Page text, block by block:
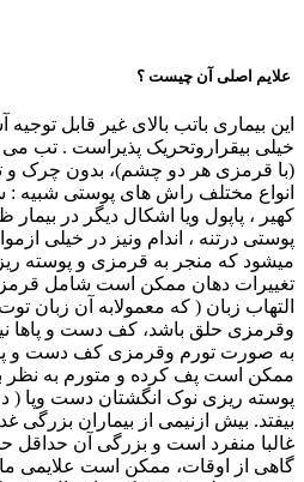
علایم اصلی آن چیست ؟
این بیماری باتب بالای غیر قابل
خیلی بیقراروتحریک پذیراست . تب می
(با قرمزی هر دو چشم)، بدون چرک
انواع مختلف راش های پوستی
کهیر ، پاپول ویا اشکال دیگر در
پوستی درتنه ، اندام ونیز در خیلی
میشود که منجر به قرمزی و پوسته
تغییرات دهان ممکن است شامل
التهاب زبان ( که معمولابه آن زبان
وقرمزی حلق باشد، کف دست و پاها
به صورت تورم وقرمزی کف دست و
ممکن است پف کرده و متورم به نظر
بیفتد. بیش ازنیمی از بیماران بزرگی
غالبا منفرد است و بزرگی آن حداقل حدود ۵/۱
گاهی از اوقات، ممکن است علایمی